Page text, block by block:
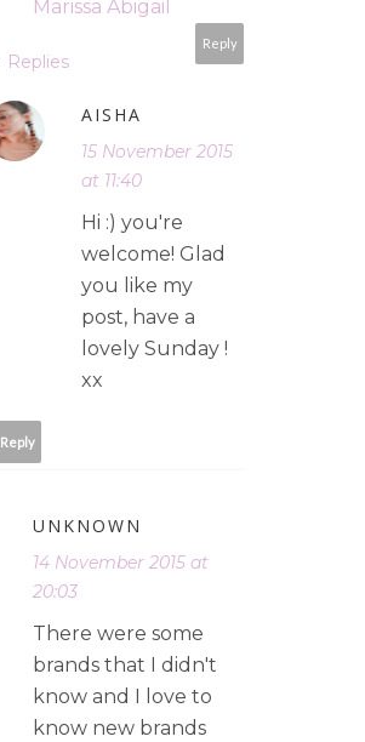
Marissa Abigail
Reply
Replies
AISHA
15 November 2015
at 11:40
Hi :) you're
welcome! Glad
you like my
post, have a
lovely Sunday !
xx
Reply
UNKNOWN
14 November 2015 at
20:03
There were some
brands that I didn't
know and I love to
know new brands